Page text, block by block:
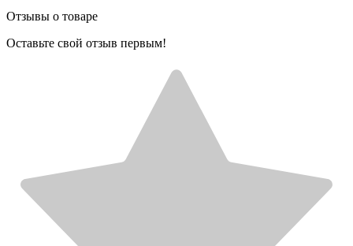
Отзывы о товаре
Оставьте свой отзыв первым!